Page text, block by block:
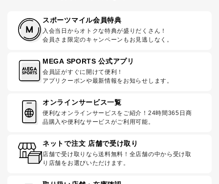
スポーツマイル会員特典
入会当日からオトクな特典が盛りだくさん！
会員さま限定のキャンペーンもお見逃しなく。
MEGA SPORTS 公式アプリ
会員証がすぐに開けて便利！
アプリクーポンや最新情報をお知らせします。
オンラインサービス一覧
便利なオンラインサービスをご紹介！24時間365日商
品購入や便利なサービスがご利用可能。
ネットで注文 店舗で受け取り
店舗で受け取りなら送料無料！全店舗の中から受け取
り店舗をお選びいただけます。